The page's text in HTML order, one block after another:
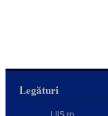
Legături